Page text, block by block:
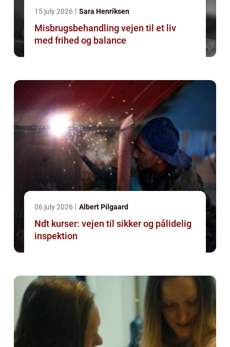
15 july 2026 Sara Henriksen
Misbrugsbehandling vejen til et liv
med frihed og balance
06 july 2026 Albert Pilgaard
Ndt kurser: vejen til sikker og pålidelig
inspektion